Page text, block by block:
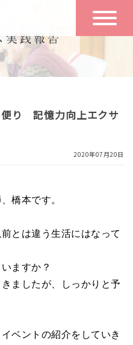
一日の流れ
空き状況
ート
り 記憶力向上エクサ
2020年07月20日
橋本です。
とは違う生活にはなって
ますか？
ましたが、しっかりと予
ベントの紹介をしていき